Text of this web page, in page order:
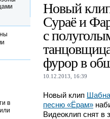
Новый
Сураё и
с
фурор в
10.12.2013, 16:39
Новый клип
песню «Ёрам»
Видеоклип снят в
в